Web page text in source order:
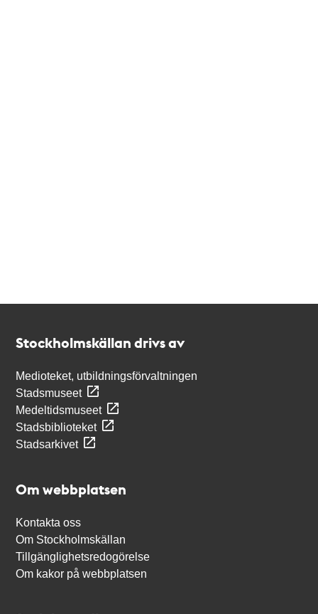
Stockholmskällan drivs av
Medioteket, utbildningsförvaltningen
Stadsmuseet
Medeltidsmuseet
Stadsbiblioteket
Stadsarkivet
Om webbplatsen
Kontakta oss
Om Stockholmskällan
Tillgänglighetsredogörelse
Om kakor på webbplatsen